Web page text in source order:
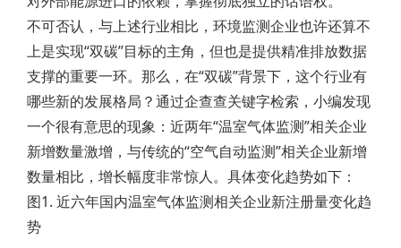
不可否认，与上述行业相比，环境监测企业也许还算不
上是实现“双碳”目标的主角，但也是提供精准排放数据
支撑的重要一环。那么，在“双碳”背景下，这个行业有
哪些新的发展格局？通过企查查关键字检索，小编发现
一个很有意思的现象：近两年“温室气体监测”相关企业
新增数量激增，与传统的“空气自动监测”相关企业新增
数量相比，增长幅度非常惊人。具体变化趋势如下：
图1. 近六年国内温室气体监测相关企业新注册量变化趋
势